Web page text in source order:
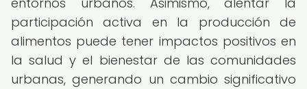
participación activa en la producción de
alimentos puede tener impactos positivos en
la salud y el bienestar de las comunidades
urbanas, generando un cambio significativo